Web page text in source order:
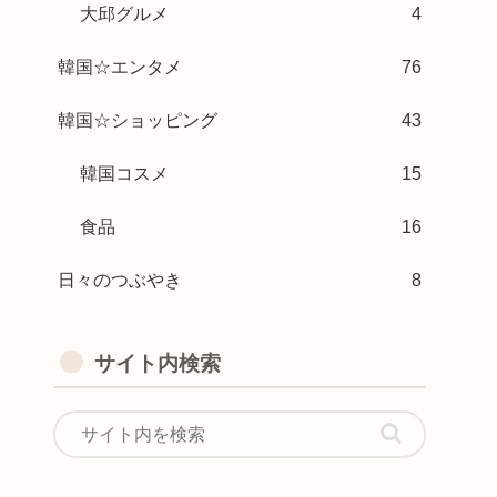
大邱グルメ 4
韓国☆エンタメ 76
韓国☆ショッピング 43
韓国コスメ 15
食品 16
日々のつぶやき 8
サイト内検索